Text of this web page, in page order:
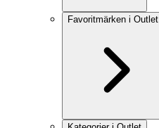
Favoritmärken i Outlet